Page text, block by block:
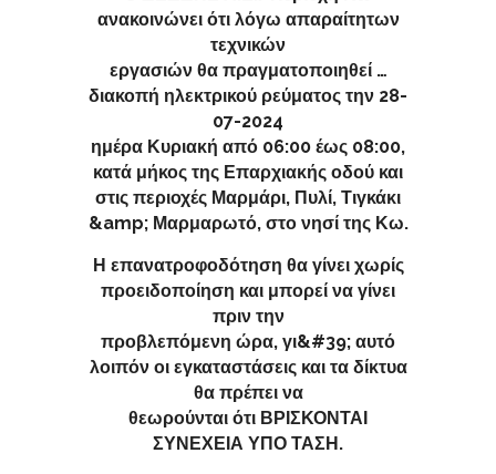
ανακοινώνει ότι λόγω απαραίτητων
τεχνικών
εργασιών θα πραγματοποιηθεί …
διακοπή ηλεκτρικού ρεύματος την 28-
07-2024
ημέρα Κυριακή από 06:00 έως 08:00,
κατά μήκος της Επαρχιακής οδού και
στις περιοχές Μαρμάρι, Πυλί, Τιγκάκι
&amp; Μαρμαρωτό, στο νησί της Κω.
Η επανατροφοδότηση θα γίνει χωρίς
προειδοποίηση και μπορεί να γίνει
πριν την
προβλεπόμενη ώρα, γι&#39; αυτό
λοιπόν οι εγκαταστάσεις και τα δίκτυα
θα πρέπει να
θεωρούνται ότι ΒΡΙΣΚΟΝΤΑΙ
ΣΥΝΕΧΕΙΑ ΥΠΟ ΤΑΣΗ.